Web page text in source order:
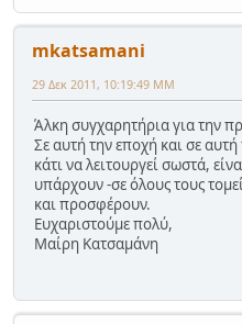
mkatsamani
29 Δεκ 2011, 10:19:49 ΜΜ
Άλκη συγχαρητήρια για την
Σε αυτή την εποχή και σε
κάτι να λειτουργεί σωστά,
υπάρχουν -σε όλους τους
και προσφέρουν.
Ευχαριστούμε πολύ,
Μαίρη Κατσαμάνη